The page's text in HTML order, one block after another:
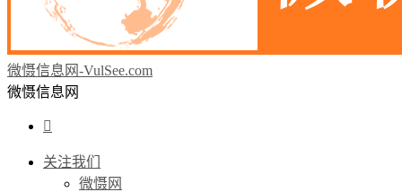
微慑信息网-VulSee.com
微慑信息网

关注我们
微慑网